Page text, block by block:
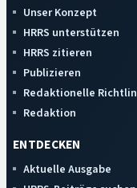
Unser Konzept
HRRS unterstützen
HRRS zitieren
Publizieren
Redaktionelle
Redaktion
ENTDECKEN
Aktuelle Ausgabe